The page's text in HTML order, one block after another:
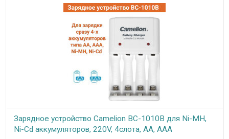
Зарядное устройство Camelion BC-1010B для Ni-MH,
Ni-Cd аккумуляторов, 220V, 4слота, AA, AAA